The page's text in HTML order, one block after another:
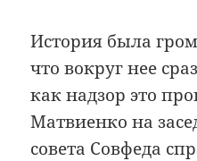
История была
что вокруг нее
как надзор это
Матвиенко на
совета Совфеда